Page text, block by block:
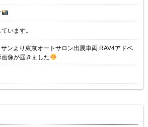
います。
ンより東京オートサロン出展車両 RAV4アドベ
像が届きました